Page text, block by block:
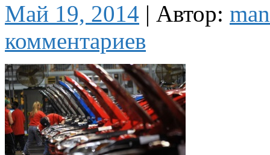
Май 19, 2014 | Автор: man
комментариев